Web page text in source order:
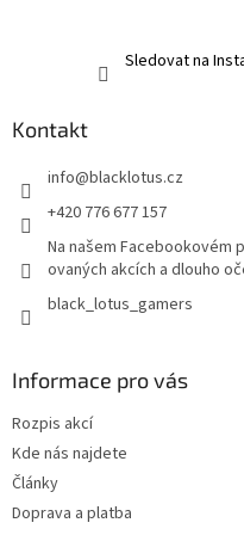
Sledovat na
Kontakt
info@blacklotus.cz
+420 776 677 157
Na našem Facebookovém
ovaných akcích a dlouho
black_lotus_gamers
Informace pro vás
Rozpis akcí
Kde nás najdete
Články
Doprava a platba